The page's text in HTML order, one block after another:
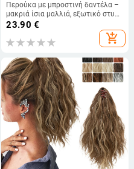
Περούκα με μπροστινή δαντέλα –
μακριά ίσια μαλλιά, εξωτικό στυλ,
ίνα ανθεκτική στη θερμότητα,
ευθυγραμμίζονται ή κλίνουν
23.90 €
add_shopping_cart